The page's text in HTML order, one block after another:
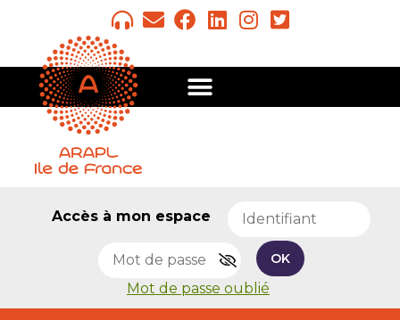
Accès à mon espace
OK
Mot de passe oublié